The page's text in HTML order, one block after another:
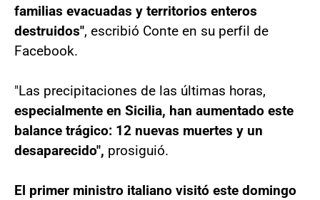
familias evacuadas y territorios enteros
destruidos", escribió Conte en su perfil de
Facebook.
"Las precipitaciones de las últimas horas,
especialmente en Sicilia, han aumentado este
balance trágico: 12 nuevas muertes y un
desaparecido", prosiguió.
El primer ministro italiano visitó este domingo